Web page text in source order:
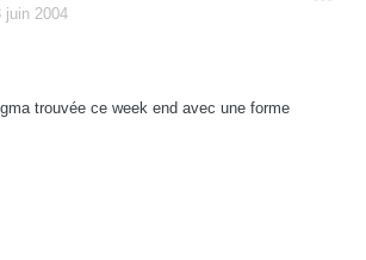
juin 2004
trouvée ce week end avec une forme